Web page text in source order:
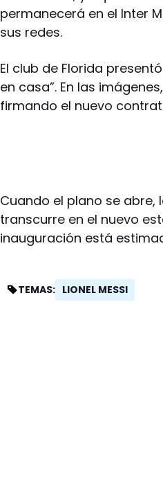
permanecerá en el Inter
sus redes.
El club de Florida
en casa”. En las
firmando el nuevo
Cuando el plano se
transcurre en el nuevo
inauguración está
TEMAS: LIONEL MESSI